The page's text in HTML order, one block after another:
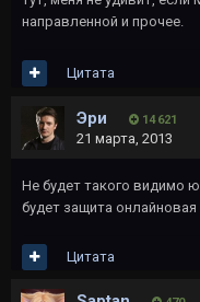
направленной и прочее.
Цитата
Эри 14 621
21 марта, 2013
Не будет такого видимо
будет защита онлайновая
Цитата